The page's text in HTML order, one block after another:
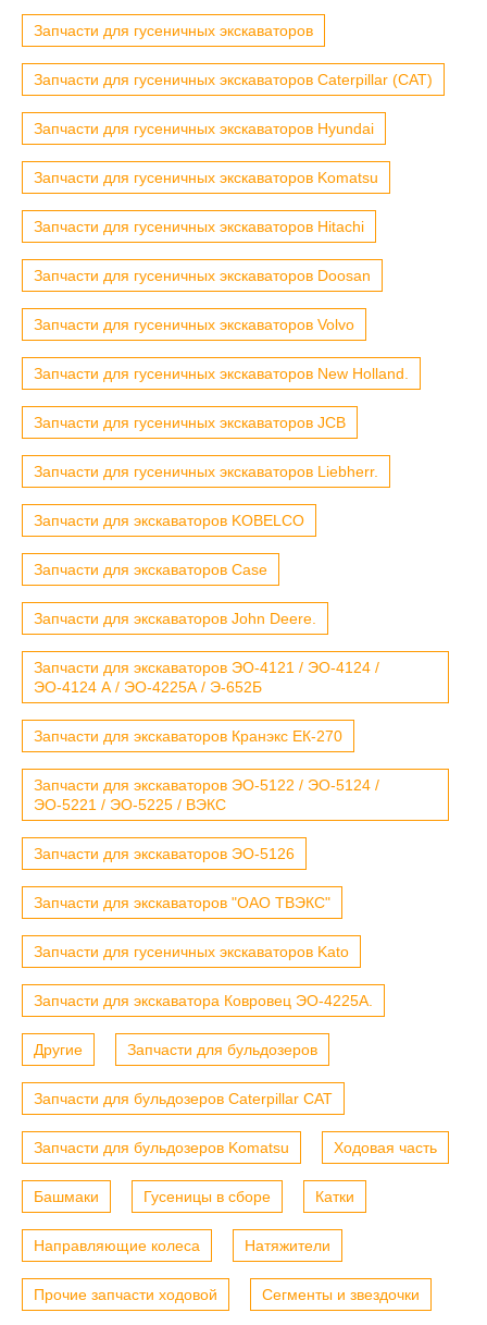
Запчасти для гусеничных экскаваторов
Запчасти для гусеничных экскаваторов Caterpillar (CAT)
Запчасти для гусеничных экскаваторов Hyundai
Запчасти для гусеничных экскаваторов Komatsu
Запчасти для гусеничных экскаваторов Hitachi
Запчасти для гусеничных экскаваторов Doosan
Запчасти для гусеничных экскаваторов Volvo
Запчасти для гусеничных экскаваторов New Holland.
Запчасти для гусеничных экскаваторов JCB
Запчасти для гусеничных экскаваторов Liebherr.
Запчасти для экскаваторов KOBELCO
Запчасти для экскаваторов Case
Запчасти для экскаваторов John Deere.
Запчасти для экскаваторов ЭО-4121 / ЭО-4124 /
ЭО-4124 А / ЭО-4225А / Э-652Б
Запчасти для экскаваторов Кранэкс ЕК-270
Запчасти для экскаваторов ЭО-5122 / ЭО-5124 /
ЭО-5221 / ЭО-5225 / ВЭКС
Запчасти для экскаваторов ЭО-5126
Запчасти для экскаваторов "ОАО ТВЭКС"
Запчасти для гусеничных экскаваторов Kato
Запчасти для экскаватора Ковровец ЭО-4225А.
Другие Запчасти для бульдозеров
Запчасти для бульдозеров Caterpillar CAT
Запчасти для бульдозеров Komatsu Ходовая часть
Башмаки Гусеницы в сборе Катки
Направляющие колеса Натяжители
Прочие запчасти ходовой Сегменты и звездочки